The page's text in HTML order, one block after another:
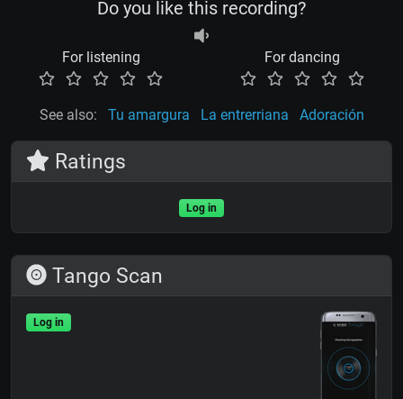
Do you like this recording?
For listening For dancing
See also: Tu amargura La entrerriana Adoración
Ratings
Log in
Tango Scan
Log in